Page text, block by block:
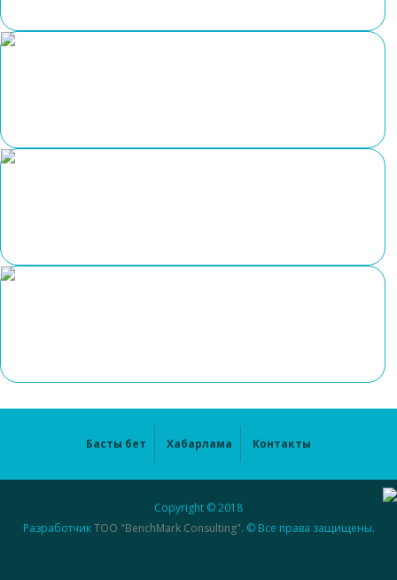
Басты бет Хабарлама Контакты
Copyright © 2018
РазработчикТОО "BenchMark Consulting". © Все права защищены.